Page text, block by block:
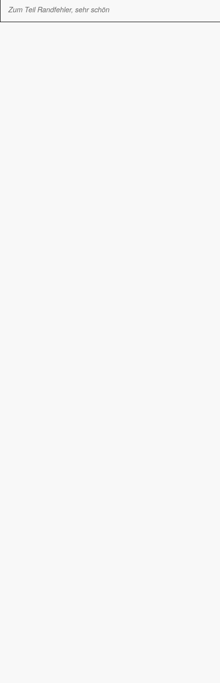
Zum Teil Randfehler, sehr schön